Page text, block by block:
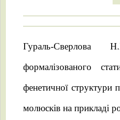
Гураль-Сверлова
формалізованого
фенетичної структури
молюсків на прикладі